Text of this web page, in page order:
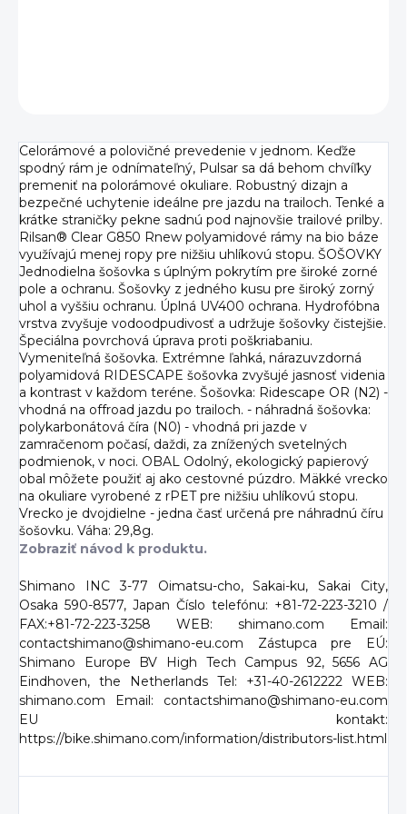
Celorámové a polovičné prevedenie v jednom. Keďže
spodný rám je odnímateľný, Pulsar sa dá behom chvíľky
premeniť na polorámové okuliare. Robustný dizajn a
bezpečné uchytenie ideálne pre jazdu na trailoch. Tenké a
krátke straničky pekne sadnú pod najnovšie trailové prilby.
Rilsan® Clear G850 Rnew polyamidové rámy na bio báze
využívajú menej ropy pre nižšiu uhlíkovú stopu. ŠOŠOVKY
Jednodielna šošovka s úplným pokrytím pre široké zorné
pole a ochranu. Šošovky z jedného kusu pre široký zorný
uhol a vyššiu ochranu. Úplná UV400 ochrana. Hydrofóbna
vrstva zvyšuje vodoodpudivosť a udržuje šošovky čistejšie.
Špeciálna povrchová úprava proti poškriabaniu.
Vymeniteľná šošovka. Extrémne ľahká, nárazuvzdorná
polyamidová RIDESCAPE šošovka zvyšujé jasnosť videnia
a kontrast v každom teréne. Šošovka: Ridescape OR (N2) -
vhodná na offroad jazdu po trailoch. - náhradná šošovka:
polykarbonátová číra (N0) - vhodná pri jazde v
zamračenom počasí, daždi, za znížených svetelných
podmienok, v noci. OBAL Odolný, ekologický papierový
obal môžete použiť aj ako cestovné púzdro. Mäkké vrecko
na okuliare vyrobené z rPET pre nižšiu uhlíkovú stopu.
Vrecko je dvojdielne - jedna časť určená pre náhradnú číru
šošovku. Váha: 29,8g.
Zobraziť návod k produktu.
Shimano INC 3-77 Oimatsu-cho, Sakai-ku, Sakai City,
Osaka 590-8577, Japan Číslo telefónu: +81-72-223-3210 /
FAX:+81-72-223-3258 WEB: shimano.com Email:
contactshimano@shimano-eu.com Zástupca pre EÚ:
Shimano Europe BV High Tech Campus 92, 5656 AG
Eindhoven, the Netherlands Tel: +31-40-2612222 WEB:
shimano.com Email: contactshimano@shimano-eu.com
EU kontakt:
https://bike.shimano.com/information/distributors-list.html